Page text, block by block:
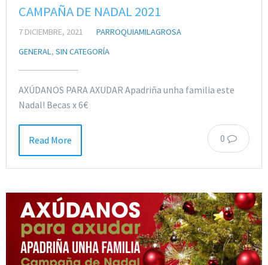
CAMPAÑA DE NADAL 2021
7 DICIEMBRE, 2021
PARROQUIAMILAGROSA
GENERAL, SIN CATEGORÍA
AXÚDANOS PARA AXUDAR Apadriña unha familia este
Nadal! Becas x 6€
0
Read More